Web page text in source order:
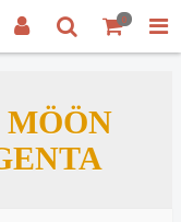
0
MÖÖN